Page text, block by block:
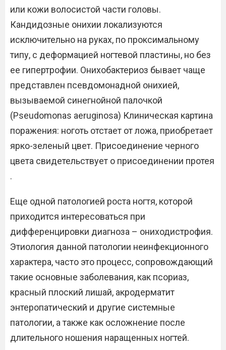
или кожи волосистой части головы.
Кандидозные онихии локализуются
исключительно на руках, по проксимальному
типу, с деформацией ногтевой пластины, но без
ее гипертрофии. Онихобактериоз бывает чаще
представлен псевдомонадной онихией,
вызываемой синегнойной палочкой
(Pseudomonas aeruginosa) Клиническая картина
поражения: ноготь отстает от ложа, приобретает
ярко-зеленый цвет. Присоединение черного
цвета свидетельствует о присоединении протея
.
Еще одной патологией роста ногтя, которой
приходится интересоваться при
дифференцировки диагноза – ониходистрофия.
Этиология данной патологии неинфекционного
характера, часто это процесс, сопровождающий
такие основные заболевания, как псориаз,
красный плоский лишай, акродерматит
энтеропатический и другие системные
патологии, а также как осложнение после
длительного ношения наращенных ногтей.